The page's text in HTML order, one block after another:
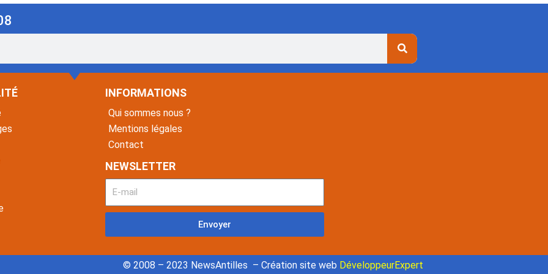
INFORMATIONS
Qui sommes nous ?
Mentions légales
Contact
NEWSLETTER
Envoyer
© 2008 – 2023 NewsAntilles – Création site web DéveloppeurExpert